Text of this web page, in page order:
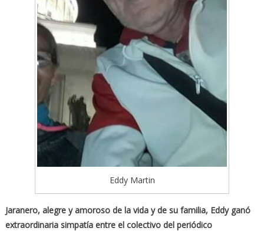
Eddy Martin
Jaranero, alegre y amoroso de la vida y de su familia, Eddy ganó
extraordinaria simpatía entre el colectivo del periódico